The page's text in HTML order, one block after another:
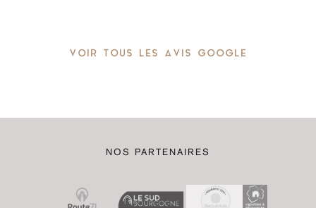
VOIR TOUS LES AVIS GOOGLE
NOS PARTENAIRES